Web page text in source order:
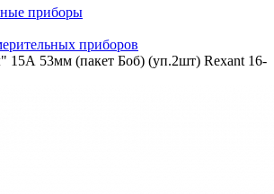
приборы
приборов
15А 53мм (пакет Боб) (уп.2шт) Rexant 16-